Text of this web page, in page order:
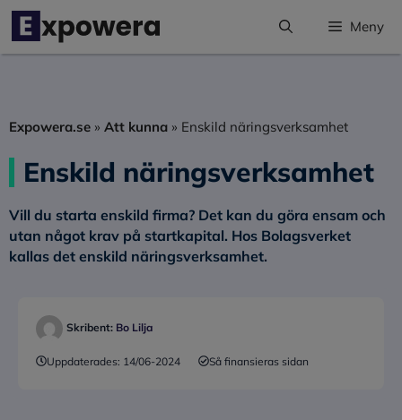
Hoppa
innehåll
Meny
Expowera.se » Att kunna » Enskild näringsverksamhet
Enskild näringsverksamhet
Vill du starta enskild firma? Det kan du göra ensam och
utan något krav på startkapital. Hos Bolagsverket
kallas det enskild näringsverksamhet.
Skribent: Bo Lilja
Uppdaterades: 14/06-2024 Så finansieras sidan